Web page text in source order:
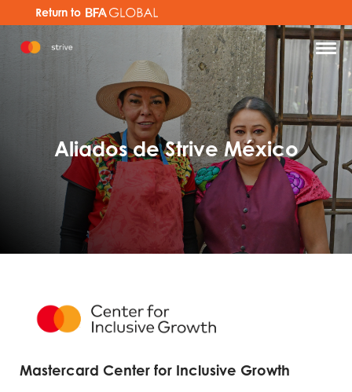
Return to
Aliados de Strive México
Mastercard Center for Inclusive Growth